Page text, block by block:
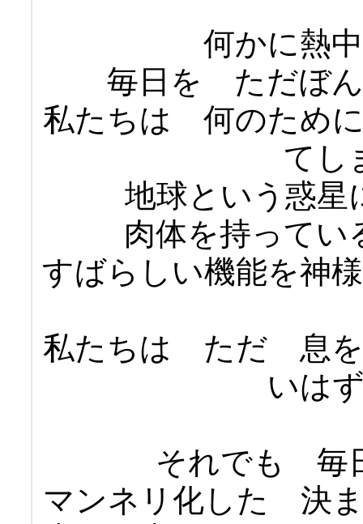
何かに熱
毎日を ただぼ
私たちは 何のため
てし
地球という惑星
肉体を持ってい
すばらしい機能を神
私たちは ただ 息を
いは
それでも 毎
マンネリ化した 決